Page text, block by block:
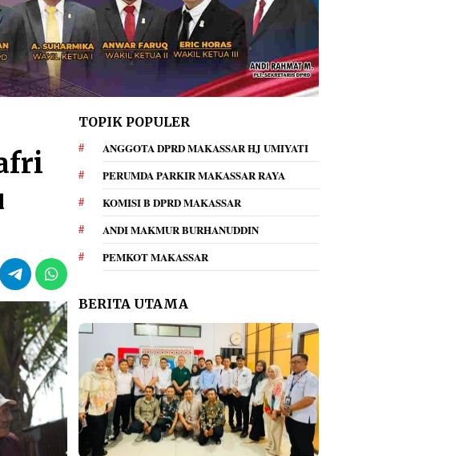
TOPIK POPULER
ANGGOTA DPRD MAKASSAR HJ UMIYATI
PERUMDA PARKIR MAKASSAR RAYA
KOMISI B DPRD MAKASSAR
ANDI MAKMUR BURHANUDDIN
PEMKOT MAKASSAR
BERITA UTAMA